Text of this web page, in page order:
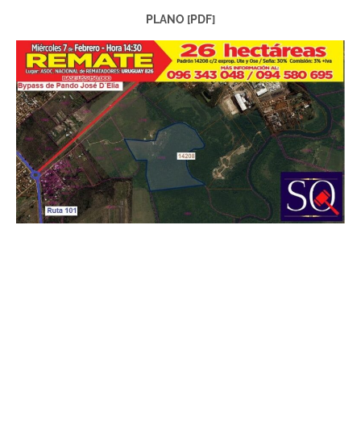
PLANO [PDF]